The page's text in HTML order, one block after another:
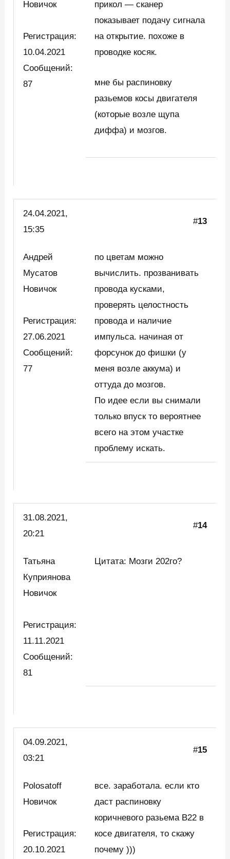
Новичок
Регистрация:
10.04.2021
Сообщений:
87
прикол — сканер
показывает подачу сигнала
на открытие. похоже в
проводке косяк.
мне бы распиновку
разьемов косы двигателя
(которые возле щупа
диффа) и мозгов.
24.04.2021,
15:35
#13
Андрей
Мусатов
Новичок
Регистрация:
27.06.2021
Сообщений:
77
по цветам можно
вычислить. прозванивать
провода кусками,
проверять целостность
провода и наличие
импульса. начиная от
форсунок до фишки (у
меня возле аккума) и
оттуда до мозгов.
По идее если вы снимали
только впуск то вероятнее
всего на этом участке
проблему искать.
31.08.2021,
20:21
#14
Татьяна
Куприянова
Новичок
Регистрация:
11.11.2021
Сообщений:
81
Цитата: Мозги 202го?
04.09.2021,
03:21
#15
Polosatoff
Новичок
Регистрация:
20.10.2021
все. заработала. если кто
даст распиновку
коричневого разьема B22 в
косе двигателя, то скажу
почему )))